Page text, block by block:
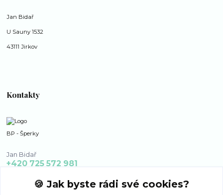
Jan Bidař
U Sauny 1532
43111 Jirkov
Kontakty
BP - Šperky
Jan Bidař
+420 725 572 981
🍪 Jak byste rádi své cookies?